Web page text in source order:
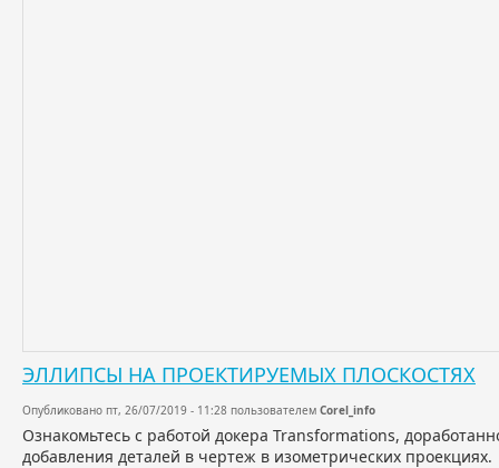
ЭЛЛИПСЫ НА ПРОЕКТИРУЕМЫХ ПЛОСКОСТЯХ
Опубликовано пт, 26/07/2019 - 11:28 пользователем Corel_info
Ознакомьтесь с работой докера Transformations,
добавления деталей в чертеж в изометрических проекциях.